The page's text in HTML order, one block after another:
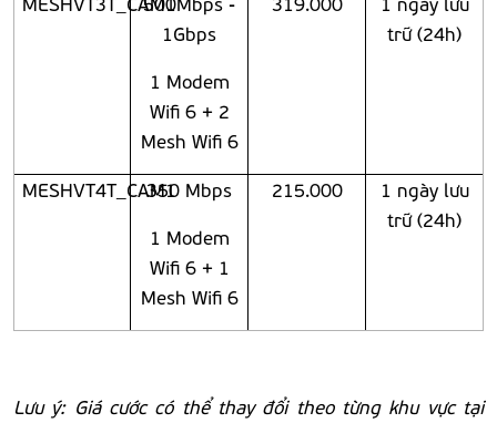
1Gbps
1 Modem
Wifi 6 + 2
Mesh Wifi 6
trữ (24h)
MESHVT4T_CAM1350 Mbps
1 Modem
Wifi 6 + 1
Mesh Wifi 6
215.000
1 ngày lưu
trữ (24h)
Lưu ý: Giá cước có thể thay đổi theo từng khu vực tại